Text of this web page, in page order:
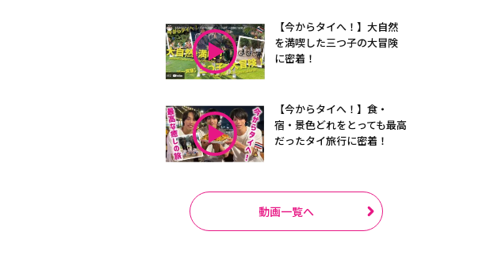
【今からタイへ！】大自然
を満喫した三つ子の大冒険
に密着！
【今からタイへ！】食・
宿・景色どれをとっても最高
だったタイ旅行に密着！
動画一覧へ